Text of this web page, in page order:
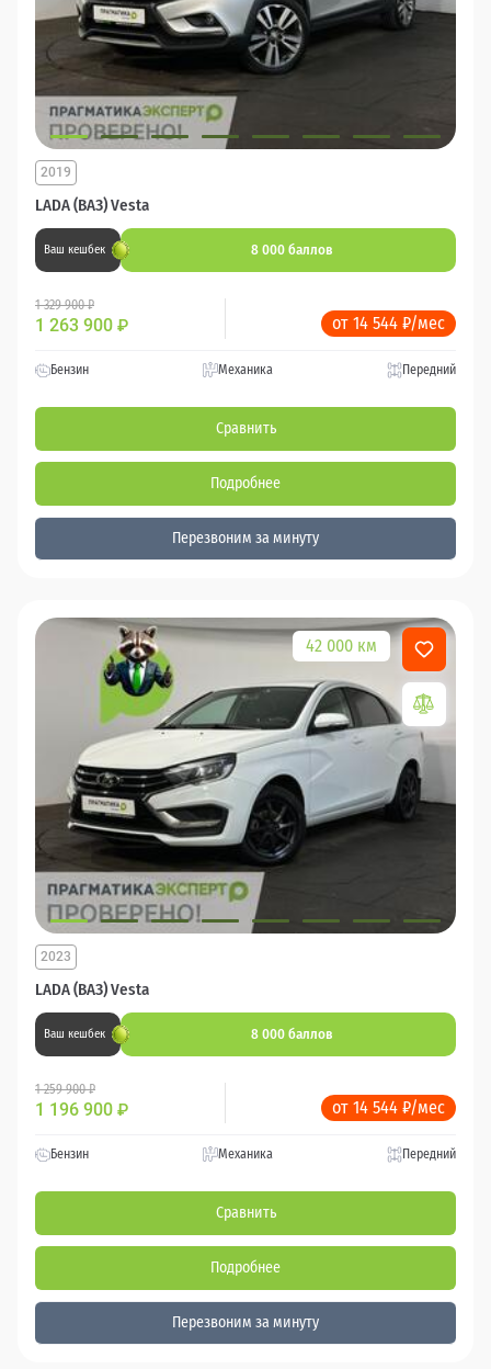
LADA (ВАЗ) Vesta
2019
Ваш кешбек 8 000 баллов
1 329 900 ₽
1 263 900 ₽ от 14 544 ₽/мес
Бензин Механика Передний
Сравнить
Подробнее
Перезвоним за минуту
42 000 км
LADA (ВАЗ) Vesta
2023
Ваш кешбек 8 000 баллов
1 259 900 ₽
1 196 900 ₽ от 14 544 ₽/мес
Бензин Механика Передний
Сравнить
Подробнее
Перезвоним за минуту